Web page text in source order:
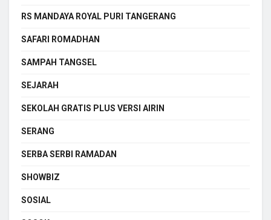
RS MANDAYA ROYAL PURI TANGERANG
SAFARI ROMADHAN
SAMPAH TANGSEL
SEJARAH
SEKOLAH GRATIS PLUS VERSI AIRIN
SERANG
SERBA SERBI RAMADAN
SHOWBIZ
SOSIAL